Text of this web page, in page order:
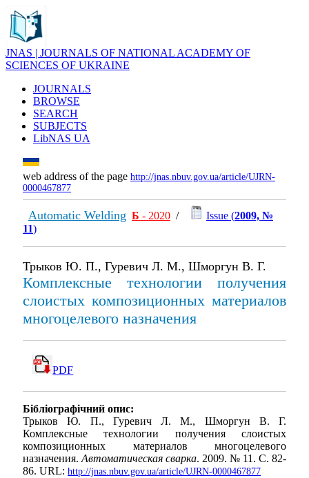
JNAS | JOURNALS OF NATIONAL ACADEMY OF
SCIENCES OF UKRAINE
JOURNALS
BROWSE
SEARCH
SUBJECTS
LibNAS UA
web address of the page http://jnas.nbuv.gov.ua/article/UJRN-
0000467877
Automatic Welding Б - 2020 / Issue (2009, №
11)
Трыков Ю. П., Гуревич Л. М., Шморгун В. Г.
Комплексные технологии получения
слоистых композиционных материалов
многоцелевого назначения
PDF
Бібліографічний опис:
Трыков Ю. П., Гуревич Л. М., Шморгун В. Г.
Комплексные технологии получения слоистых
композиционных материалов многоцелевого
назначения.Автоматическая сварка. 2009. № 11. С. 82-
86. URL: http://jnas.nbuv.gov.ua/article/UJRN-0000467877